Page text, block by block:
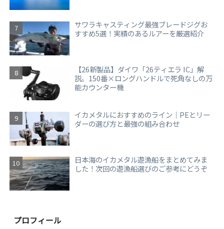
サワラキャスティング最強ブレードジグお
すすめ5選！実績のあるルアーを厳選紹介
【26新製品】ダイワ「26ティエラ IC」解
説。150番×ロングハンドルで死角なしの万
能カウンター機
イカメタルにおすすめのライン｜PEとリー
ダーの選び方と最強の組み合わせ
日本海のイカメタル遊漁船をまとめてみま
した！次回の遊漁船選びのご参考にどうぞ
プロフィール